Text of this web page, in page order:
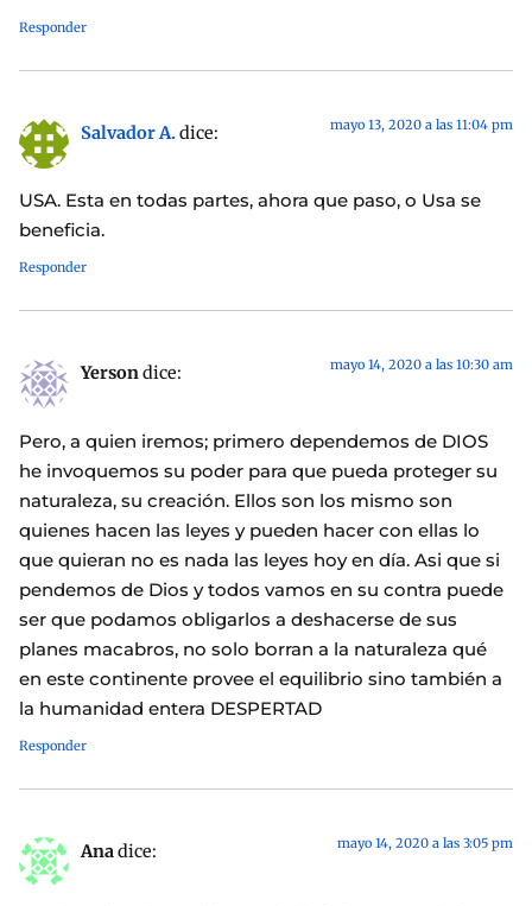
Responder
Salvador A. dice: mayo 13, 2020 a las 11:04 pm
USA. Esta en todas partes, ahora que paso, o Usa se
beneficia.
Responder
Yersondice: mayo 14, 2020 a las 10:30 am
Pero, a quien iremos; primero dependemos de DIOS
he invoquemos su poder para que pueda proteger su
naturaleza, su creación. Ellos son los mismo son
quienes hacen las leyes y pueden hacer con ellas lo
que quieran no es nada las leyes hoy en día. Asi que si
pendemos de Dios y todos vamos en su contra puede
ser que podamos obligarlos a deshacerse de sus
planes macabros, no solo borran a la naturaleza qué
en este continente provee el equilibrio sino también a
la humanidad entera DESPERTAD
Responder
Anadice: mayo 14, 2020 a las 3:05 pm